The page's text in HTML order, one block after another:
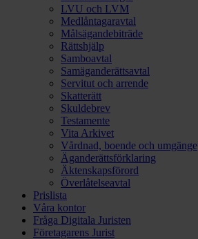
LVU och LVM
Medlåntagaravtal
Målsägandebiträde
Rättshjälp
Samboavtal
Samäganderättsavtal
Servitut och arrende
Skatterätt
Skuldebrev
Testamente
Vita Arkivet
Vårdnad, boende och umgänge
Äganderättsförklaring
Äktenskapsförord
Överlåtelseavtal
Prislista
Våra kontor
Fråga Digitala Juristen
Företagarens Jurist